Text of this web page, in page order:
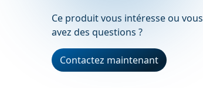
Ce produit vous intéresse ou vous
avez des questions ?
Contactez maintenant